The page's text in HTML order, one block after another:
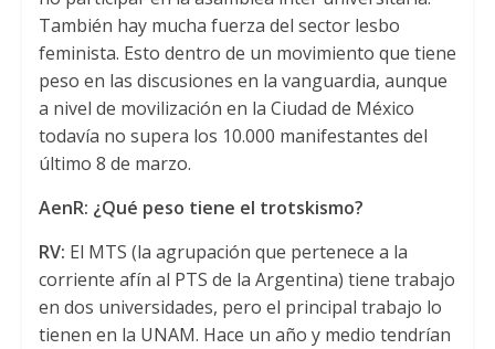
También hay mucha fuerza del sector lesbo
feminista. Esto dentro de un movimiento que tiene
peso en las discusiones en la vanguardia, aunque
a nivel de movilización en la Ciudad de México
todavía no supera los 10.000 manifestantes del
último 8 de marzo.
AenR: ¿Qué peso tiene el trotskismo?
RV: El MTS (la agrupación que pertenece a la
corriente afín al PTS de la Argentina) tiene trabajo
en dos universidades, pero el principal trabajo lo
tienen en la UNAM. Hace un año y medio tendrían